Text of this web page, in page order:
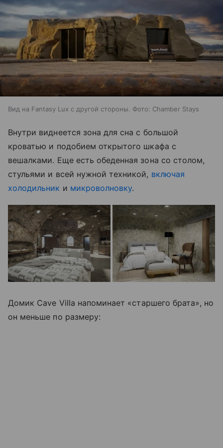
Вид на Fantasy Lux с другой стороны. Фото: Chamber Stays
Внутри виднеется зона для сна с большой
кроватью и подобием открытого шкафа с
вешалками. Еще есть обеденная зона со столом,
стульями и всей нужной техникой, включая
холодильник и микроволновку.
Домик Cave Villa напоминает «старшего брата», но
он меньше по размеру: